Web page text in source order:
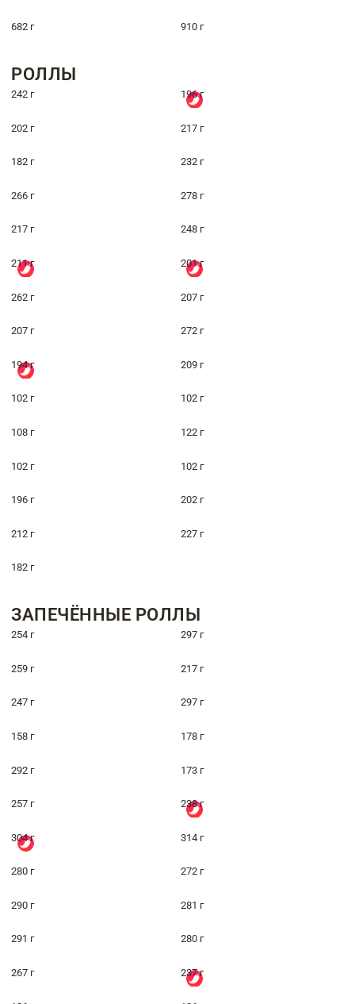
682 г 910 г
РОЛЛЫ
242 г 196 г
202 г 217 г
182 г 232 г
266 г 278 г
217 г 248 г
211 г 201 г
262 г 207 г
207 г 272 г
194 г 209 г
102 г 102 г
108 г 122 г
102 г 102 г
196 г 202 г
212 г 227 г
182 г
ЗАПЕЧЁННЫЕ РОЛЛЫ
254 г 297 г
259 г 217 г
247 г 297 г
158 г 178 г
292 г 173 г
257 г 238 г
304 г 314 г
280 г 272 г
290 г 281 г
291 г 280 г
267 г 237 г